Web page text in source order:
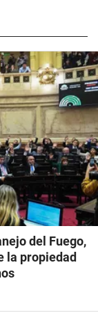
del Fuego,
la propiedad